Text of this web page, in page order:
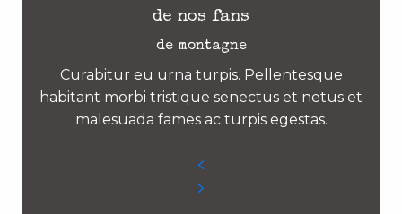
de nos fans
de montagne
Curabitur eu urna turpis. Pellentesque
habitant morbi tristique senectus et netus et
malesuada fames ac turpis egestas.